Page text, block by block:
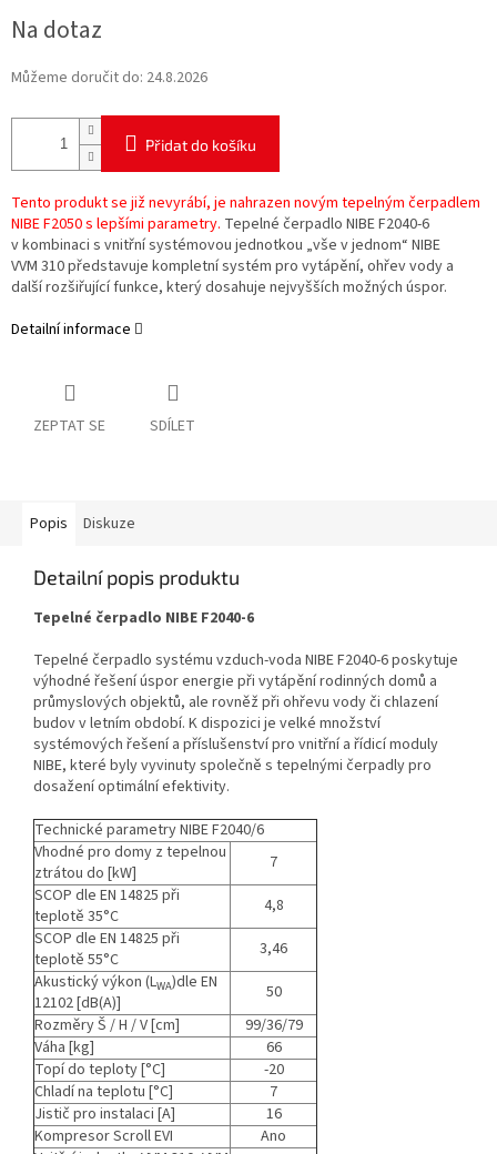
cena:
Na dotaz
Můžeme doručit do: 24.8.2026
Přidat do košíku
Tento produkt se již nevyrábí, je nahrazen novým tepelným čerpadlem
NIBE F2050 s lepšími parametry. Tepelné čerpadlo NIBE F2040-6
v kombinaci s vnitřní systémovou jednotkou „vše v jednom“ NIBE
VVM 310 představuje kompletní systém pro vytápění, ohřev vody a
další rozšiřující funkce, který dosahuje nejvyšších možných úspor.
Detailní informace
ZEPTAT SE SDÍLET
Popis Diskuze
Detailní popis produktu
Tepelné čerpadlo NIBE F2040-6
Tepelné čerpadlo systému vzduch-voda NIBE F2040-6 poskytuje
výhodné řešení úspor energie při vytápění rodinných domů a
průmyslových objektů, ale rovněž při ohřevu vody či chlazení
budov v letním období. K dispozici je velké množství
systémových řešení a příslušenství pro vnitřní a řídicí moduly
NIBE, které byly vyvinuty společně s tepelnými čerpadly pro
dosažení optimální efektivity.
Technické parametry NIBE F2040/6
Vhodné pro domy z tepelnou
ztrátou do [kW]
7
SCOP dle EN 14825 při
teplotě 35°C
4,8
SCOP dle EN 14825 při
teplotě 55°C
3,46
Akustický výkon (LWA)dle EN
12102 [dB(A)]
50
Rozměry Š / H / V [cm]
99/36/79
Váha [kg]
66
Topí do teploty [°C]
-20
Chladí na teplotu [°C]
7
Jistič pro instalaci [A]
16
Kompresor Scroll EVI
Ano